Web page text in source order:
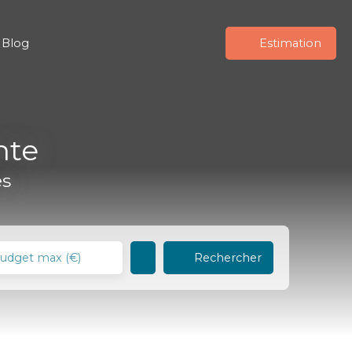
Blog Estimation
max (€) Rechercher